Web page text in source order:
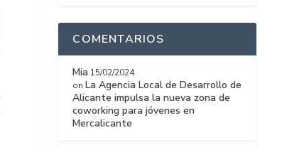
COMENTARIOS
Mia 15/02/2024
on La Agencia Local de Desarrollo de
Alicante impulsa la nueva zona de
coworking para jóvenes en
Mercalicante